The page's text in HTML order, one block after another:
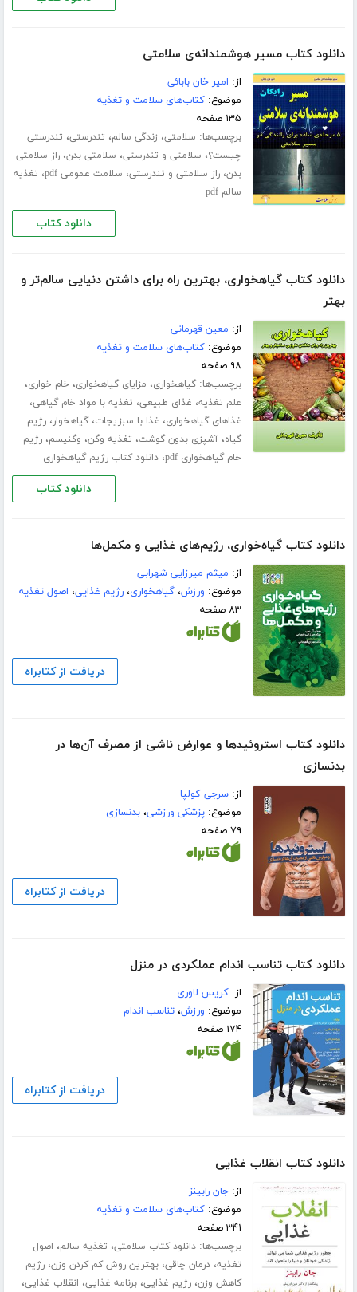
دانلود کتاب مسیر هوشمندانه‌ی سلامتی
از: امیر خان بابائی
موضوع:کتاب‌های سلامت و تغذیه
۱۳۵ صفحه
برچسب‌ها: سلامتی، زندگی سالم، تندرستی، تندرستی
چیست؟، سلامتی و تندرستی، سلامتی بدن،راز سلامتی
بدن،راز سلامتی و تندرستی، سلامت عمومی pdf ، تغذیه
سالم pdf
دانلود کتاب
دانلود کتاب گیاهخواری، بهترین راه برای داشتن دنیایی سالم‌تر و
بهتر
از: معین قهرمانی
موضوع:کتاب‌های سلامت و تغذیه
۹۸ صفحه
برچسب‌ها:گیاهخواری، مزایای گیاهخواری، خام خواری،
علم تغذیه، غذای طبیعی، تغذیه با مواد خام گیاهی،
غذاهای گیاهخواری، غذا با سبزیجات،گیاهخوار،رژیم
گیاه،آشپزی بدون گوشت، تغذیه وگن، وگنیسم،رژیم
خام گیاهخواری pdf
،دانلود کتاب رژیم گیاهخواری
دانلود کتاب
دانلود کتاب گیاه‌خواری، رژیم‌های غذایی و مکمل‌ها
از: میثم میرزایی شهرابی
موضوع: ورزش،گیاهخواری،رژیم غذایی، اصول تغذیه
۸۳ صفحه
دریافت از کتابراه
دانلود کتاب استروئیدها و عوارض ناشی از مصرف آن‌ها در
بدنسازی
از:سرجی کولپا
موضوع:پزشکی ورزشی،بدنسازی
۷۹ صفحه
دریافت از کتابراه
دانلود کتاب تناسب اندام عملکردی در منزل
از:کریس لاوری
موضوع: ورزش،تناسب اندام
۱۷۴ صفحه
دریافت از کتابراه
دانلود کتاب انقلاب غذایی
از:جان رابینز
موضوع:کتاب‌های سلامت و تغذیه
۳۴۱ صفحه
برچسب‌ها:دانلود کتاب سلامتی، تغذیه سالم، اصول
تغذیه،درمان چاقی،بهترین روش کم کردن وزن،رژیم
کاهش وزن،رژیم غذایی،برنامه غذایی، انقلاب غذایی،